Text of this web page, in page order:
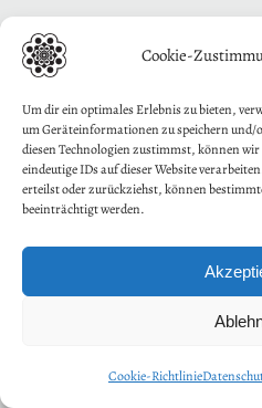
Cookie-
Um dir ein optimales Erlebnis zu bieten,
um Geräteinformationen zu speichern
diesen Technologien zustimmst, können
eindeutige IDs auf dieser Website
erteilst oder zurückziehst, können
beeinträchtigt werden.
Cookie-Richtlinie